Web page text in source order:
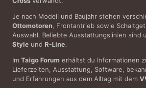
Je nach Modell und Baujahr stehen
Ottomotoren, Frontantrieb sowie
Auswahl. Beliebte Ausstattungslinien sind
Style und R-Line.
Im Taigo Forum erhältst du Informationen
Lieferzeiten, Ausstattung, Software,
und Erfahrungen aus dem Alltag mit dem